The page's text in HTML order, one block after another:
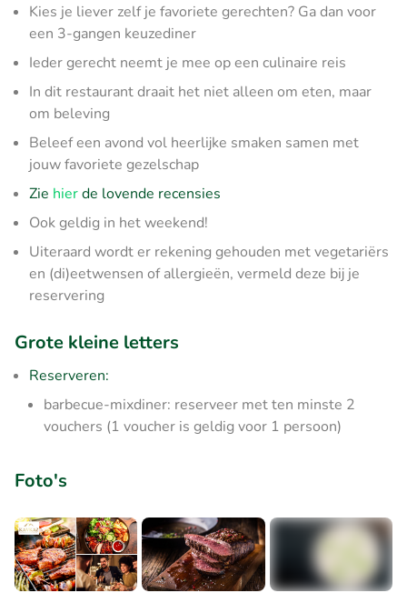
Kies je liever zelf je favoriete gerechten? Ga dan voor
een 3-gangen keuzediner
Ieder gerecht neemt je mee op een culinaire reis
In dit restaurant draait het niet alleen om eten, maar
om beleving
Beleef een avond vol heerlijke smaken samen met
jouw favoriete gezelschap
Zie hierde lovende recensies
Ook geldig in het weekend!
Uiteraard wordt er rekening gehouden met vegetariërs
en (di)eetwensen of allergieën, vermeld deze bij je
reservering
Grote kleine letters
Reserveren:
barbecue-mixdiner: reserveer met ten minste 2
vouchers (1 voucher is geldig voor 1 persoon)
Foto's